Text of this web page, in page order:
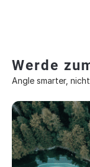
Werde
Angle smarter,